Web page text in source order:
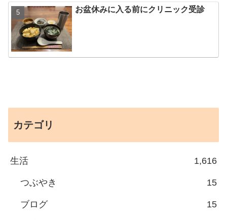
お盆休みに入る前にクリニック受診
カテゴリ
生活 1,616
つぶやき 15
ブログ 15